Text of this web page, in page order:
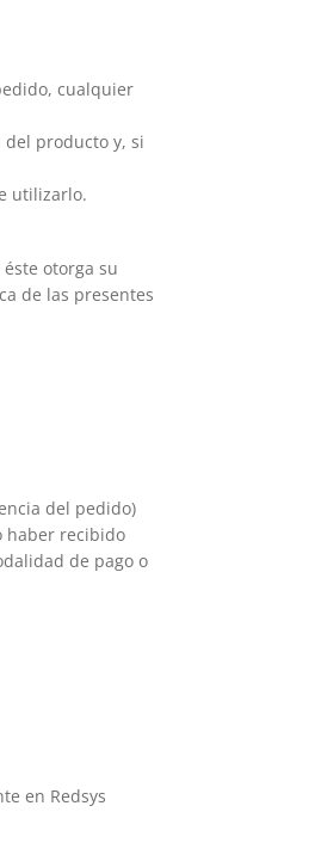
cualquier
del producto y, si
utilizarlo.
otorga su
de las presentes
del pedido)
haber recibido
de pago o
en Redsys